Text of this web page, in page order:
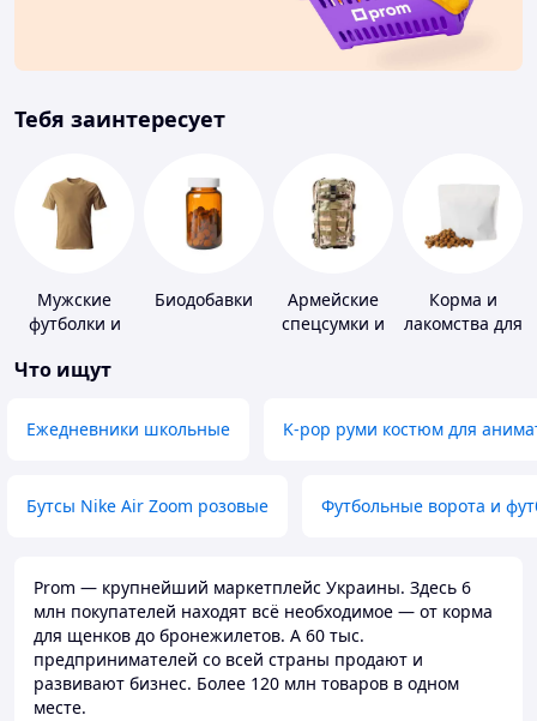
Тебя заинтересует
Мужские
футболки и
Биодобавки
Армейские
спецсумки и
Корма и
лакомства для
Что ищут
Ежедневники школьные K-pop руми костюм для
Бутсы Nike Air Zoom розовые Футбольные ворота и
Prom — крупнейший маркетплейс Украины. Здесь 6
млн покупателей находят всё необходимое — от корма
для щенков до бронежилетов. А 60 тыс.
предпринимателей со всей страны продают и
развивают бизнес. Более 120 млн товаров в одном
месте.